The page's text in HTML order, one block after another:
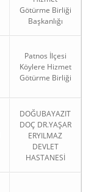
Götürme Birliği
Başkanlığı
Patnos İlçesi
Köylere Hizmet
Götürme Birliği
DOĞUBAYAZIT
DOÇ DR.YAŞAR
ERYILMAZ
DEVLET
HASTANESİ